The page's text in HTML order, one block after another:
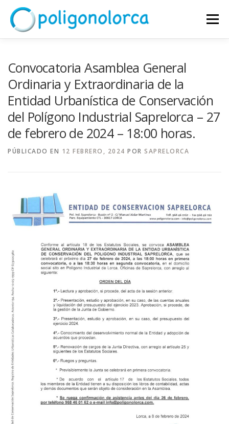
Menú
ENTIDAD DE CONSERVACIÓN POLÍGONO LORCA
JUNTA DIRECTIVA CONTACTO ENLACES
Convocatoria Asamblea General
Ordinaria y Extraordinaria de la
Entidad Urbanística de Conservación
del Polígono Industrial Saprelorca – 27
de febrero de 2024 – 18:00 horas.
PÚBLICADO EN 12 FEBRERO, 2024 POR SAPRELORCA